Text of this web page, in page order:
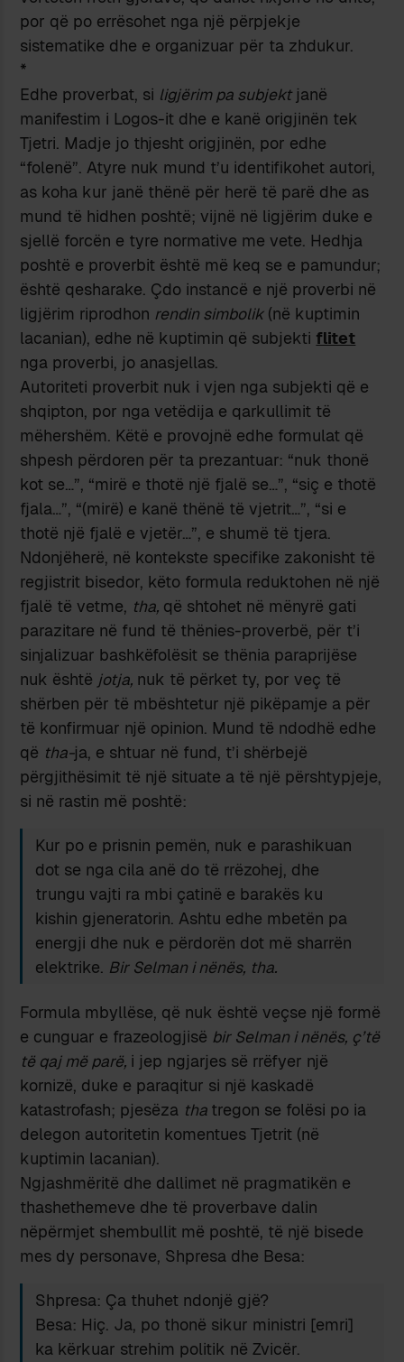
por që po errësohet nga një përpjekje
sistematike dhe e organizuar për ta zhdukur.
*
Edhe proverbat, si ligjërim pa subjektjanë
manifestim i Logos-it dhe e kanë origjinën tek
Tjetri. Madje jo thjesht origjinën, por edhe
“folenë”. Atyre nuk mund t’u identifikohet autori,
as koha kur janë thënë për herë të parë dhe as
mund të hidhen poshtë; vijnë në ligjërim duke e
sjellë forcën e tyre normative me vete. Hedhja
poshtë e proverbit është më keq se e pamundur;
është qesharake. Çdo instancë e një proverbi në
ligjërim riprodhon rendin simbolik(në kuptimin
lacanian), edhe në kuptimin që subjekti flitet
nga proverbi, jo anasjellas.
Autoriteti proverbit nuk i vjen nga subjekti që e
shqipton, por nga vetëdija e qarkullimit të
mëhershëm. Këtë e provojnë edhe formulat që
shpesh përdoren për ta prezantuar: “nuk thonë
kot se…”, “mirë e thotë një fjalë se…”, “siç e thotë
fjala…”, “(mirë) e kanë thënë të vjetrit…”, “si e
thotë një fjalë e vjetër…”, e shumë të tjera.
Ndonjëherë, në kontekste specifike zakonisht të
regjistrit bisedor, këto formula reduktohen në një
fjalë të vetme, tha, që shtohet në mënyrë gati
parazitare në fund të thënies-proverbë, për t’i
sinjalizuar bashkëfolësit se thënia paraprijëse
nuk është jotja, nuk të përket ty, por veç të
shërben për të mbështetur një pikëpamje a për
të konfirmuar një opinion. Mund të ndodhë edhe
që tha-ja, e shtuar në fund, t’i shërbejë
përgjithësimit të një situate a të një përshtypjeje,
si në rastin më poshtë:
Kur po e prisnin pemën, nuk e parashikuan
dot se nga cila anë do të rrëzohej, dhe
trungu vajti ra mbi çatinë e barakës ku
kishin gjeneratorin. Ashtu edhe mbetën pa
energji dhe nuk e përdorën dot më sharrën
elektrike. Bir Selman i nënës, tha.
Formula mbyllëse, që nuk është veçse një formë
e cunguar e frazeologjisë bir Selman i nënës, ç’të
të qaj më parë, i jep ngjarjes së rrëfyer një
kornizë, duke e paraqitur si një kaskadë
katastrofash; pjesëza tha tregon se folësi po ia
delegon autoritetin komentues Tjetrit (në
kuptimin lacanian).
Ngjashmëritë dhe dallimet në pragmatikën e
thashethemeve dhe të proverbave dalin
nëpërmjet shembullit më poshtë, të një bisede
mes dy personave, Shpresa dhe Besa:
Shpresa: Ça thuhet ndonjë gjë?
Besa: Hiç. Ja, po thonë sikur ministri [emri]
ka kërkuar strehim politik në Zvicër.